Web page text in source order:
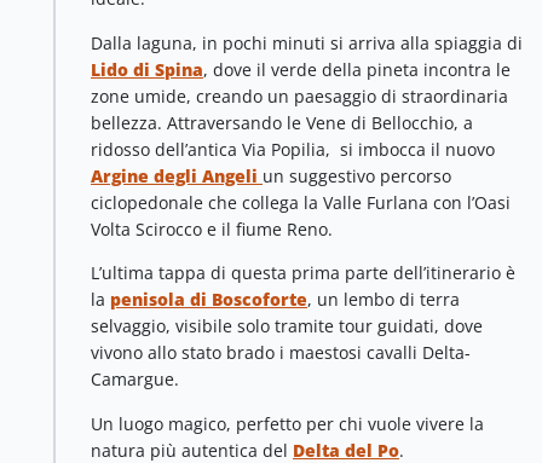
Dalla laguna, in pochi minuti si arriva alla spiaggia di
Lido di Spina, dove il verde della pineta incontra le
zone umide, creando un paesaggio di straordinaria
bellezza. Attraversando le Vene di Bellocchio, a
ridosso dell’antica Via Popilia, si imbocca il nuovo
Argine degli Angeli un suggestivo percorso
ciclopedonale che collega la Valle Furlana con l’Oasi
Volta Scirocco e il fiume Reno.
L’ultima tappa di questa prima parte dell’itinerario è
la penisola di Boscoforte, un lembo di terra
selvaggio, visibile solo tramite tour guidati, dove
vivono allo stato brado i maestosi cavalli Delta-
Camargue.
Un luogo magico, perfetto per chi vuole vivere la
natura più autentica del Delta del Po.